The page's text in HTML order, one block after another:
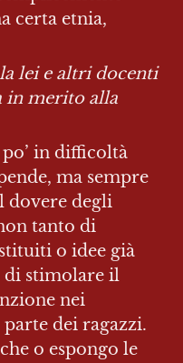
certa etnia,
lei e altri docenti
in merito alla
in difficoltà
ma sempre
dovere degli
tanto di
o idee già
di stimolare il
nei
dei ragazzi.
o espongo le